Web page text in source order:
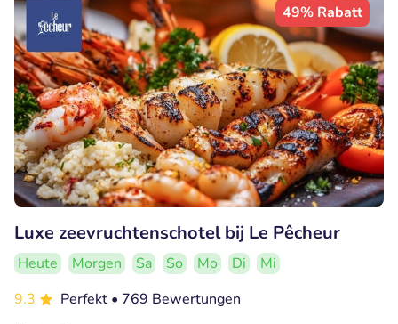
49% Rabatt
Luxe zeevruchtenschotel bij Le Pêcheur
Heute Morgen Sa So Mo Di
Mi
9.3
Perfekt • 769 Bewertungen